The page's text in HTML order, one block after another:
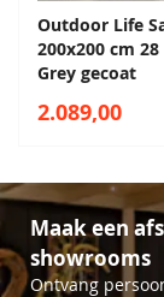
68,50
Outdoor Life
200x200 cm
Grey gecoat
2.089,00
Maak een
showrooms
Ontvang